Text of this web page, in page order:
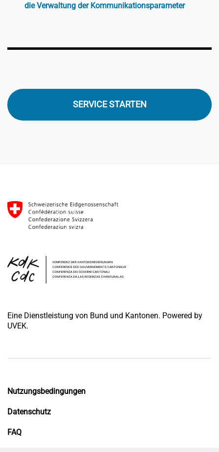
die Verwaltung der Kommunikationsparameter
SERVICE STARTEN
Eine Dienstleistung von Bund und Kantonen. Powered by
UVEK.
Nutzungsbedingungen
Datenschutz
FAQ